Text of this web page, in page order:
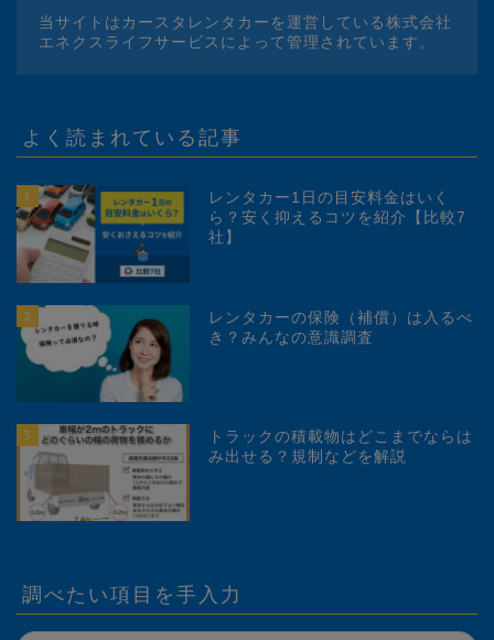
当サイトはカースタレンタカーを運営している株式会社
エネクスライフサービスによって管理されています。
よく読まれている記事
1
レンタカー1日の目安料金はいく
ら？安く抑えるコツを紹介【比較7
社】
2
レンタカーの保険（補償）は入るべ
き？みんなの意識調査
3
トラックの積載物はどこまでならは
み出せる？規制などを解説
調べたい項目を手入力